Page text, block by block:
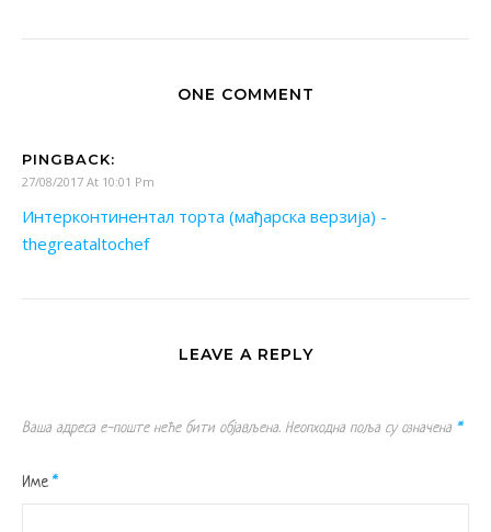
ONE COMMENT
PINGBACK:
27/08/2017 At 10:01 Pm
Интерконтинентал торта (мађарска верзија) -
thegreataltochef
LEAVE A REPLY
Ваша адреса е-поште неће бити објављена. Неопходна поља су означена *
Име *